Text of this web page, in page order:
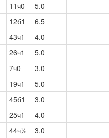
11ч0 5.0
12б1 6.5
43ч1 4.0
26ч1 5.0
7ч0 3.0
19ч1 5.0
45б1 3.0
25ч1 4.0
44ч½ 3.0